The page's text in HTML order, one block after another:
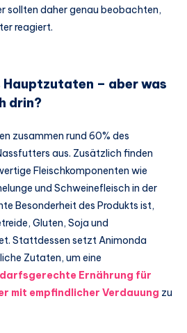
sollten daher genau beobachten,
reagiert.
Hauptzutaten – aber was
drin?
zusammen rund 60% des
aus. Zusätzlich finden
Fleischkomponenten wie
und Schweinefleisch in der
Besonderheit des Produkts ist,
Gluten, Soja und
Stattdessen setzt Animonda
Zutaten, um eine
Ernährung für
mit empfindlicher Verdauung zu